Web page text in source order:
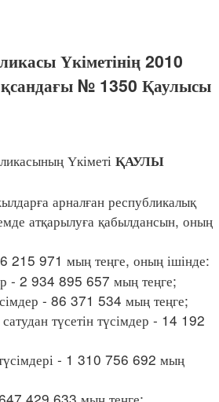
Үкіметінің 2010
№ 1350 Қаулысы
Үкіметі ҚАУЛЫ
арналған республикалық
атқарылуға қабылдансын, оның
215 971 мың теңге, оның ішінде:
- 2 934 895 657 мың теңге;
- 86 371 534 мың теңге;
түсетін түсімдер - 14 192
- 1 310 756 692 мың
429 633 мың теңге;